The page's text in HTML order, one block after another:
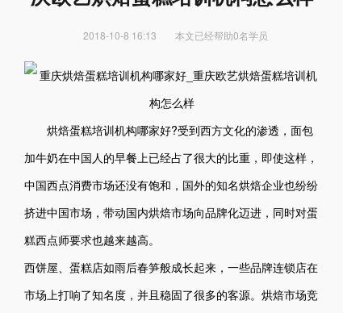
2018-10-8 16:13 本文已经帮助0名学员
烘焙蛋糕培训机构哪家好?受到西方文化的渗透，面包
加牛奶在中国人的早餐上已经占了很大的比重，即使这样，
中国西点消费市场还没有饱和，国外的知名烘焙企业也纷纷
挤进中国市场，带动国内烘焙市场向品牌化迈进，同时对蛋
糕西点师要求也越来越高。
西饼屋、蛋糕店如雨后春笋般成长起来，一些品牌连锁店在
市场上打响了知名度，并且稳固了很多的客源。烘焙市场竞